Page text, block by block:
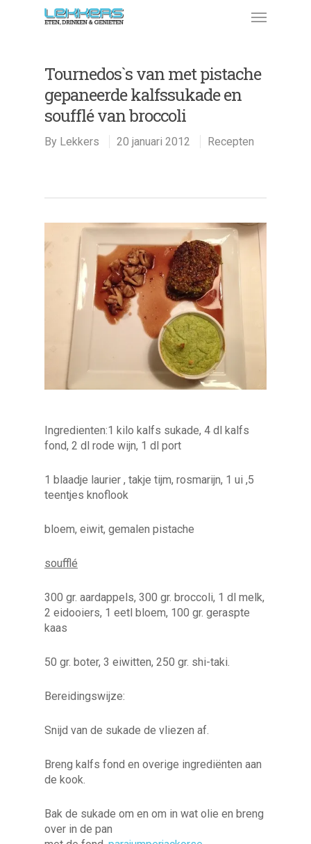
Tournedos`s van met pistache
gepaneerde kalfssukade en
soufflé van broccoli
By Lekkers 20 januari 2012 Recepten
Ingredienten:1 kilo kalfs sukade, 4 dl kalfs
fond, 2 dl rode wijn, 1 dl port
1 blaadje laurier , takje tijm, rosmarijn, 1 ui ,5
teentjes knoflook
bloem, eiwit, gemalen pistache
soufflé
300 gr. aardappels, 300 gr. broccoli, 1 dl melk,
2 eidooiers, 1 eetl bloem, 100 gr. geraspte
kaas
50 gr. boter, 3 eiwitten, 250 gr. shi-taki.
Bereidingswijze:
Snijd van de sukade de vliezen af.
Breng kalfs fond en overige ingrediënten aan
de kook.
Bak de sukade om en om in wat olie en breng
over in de pan